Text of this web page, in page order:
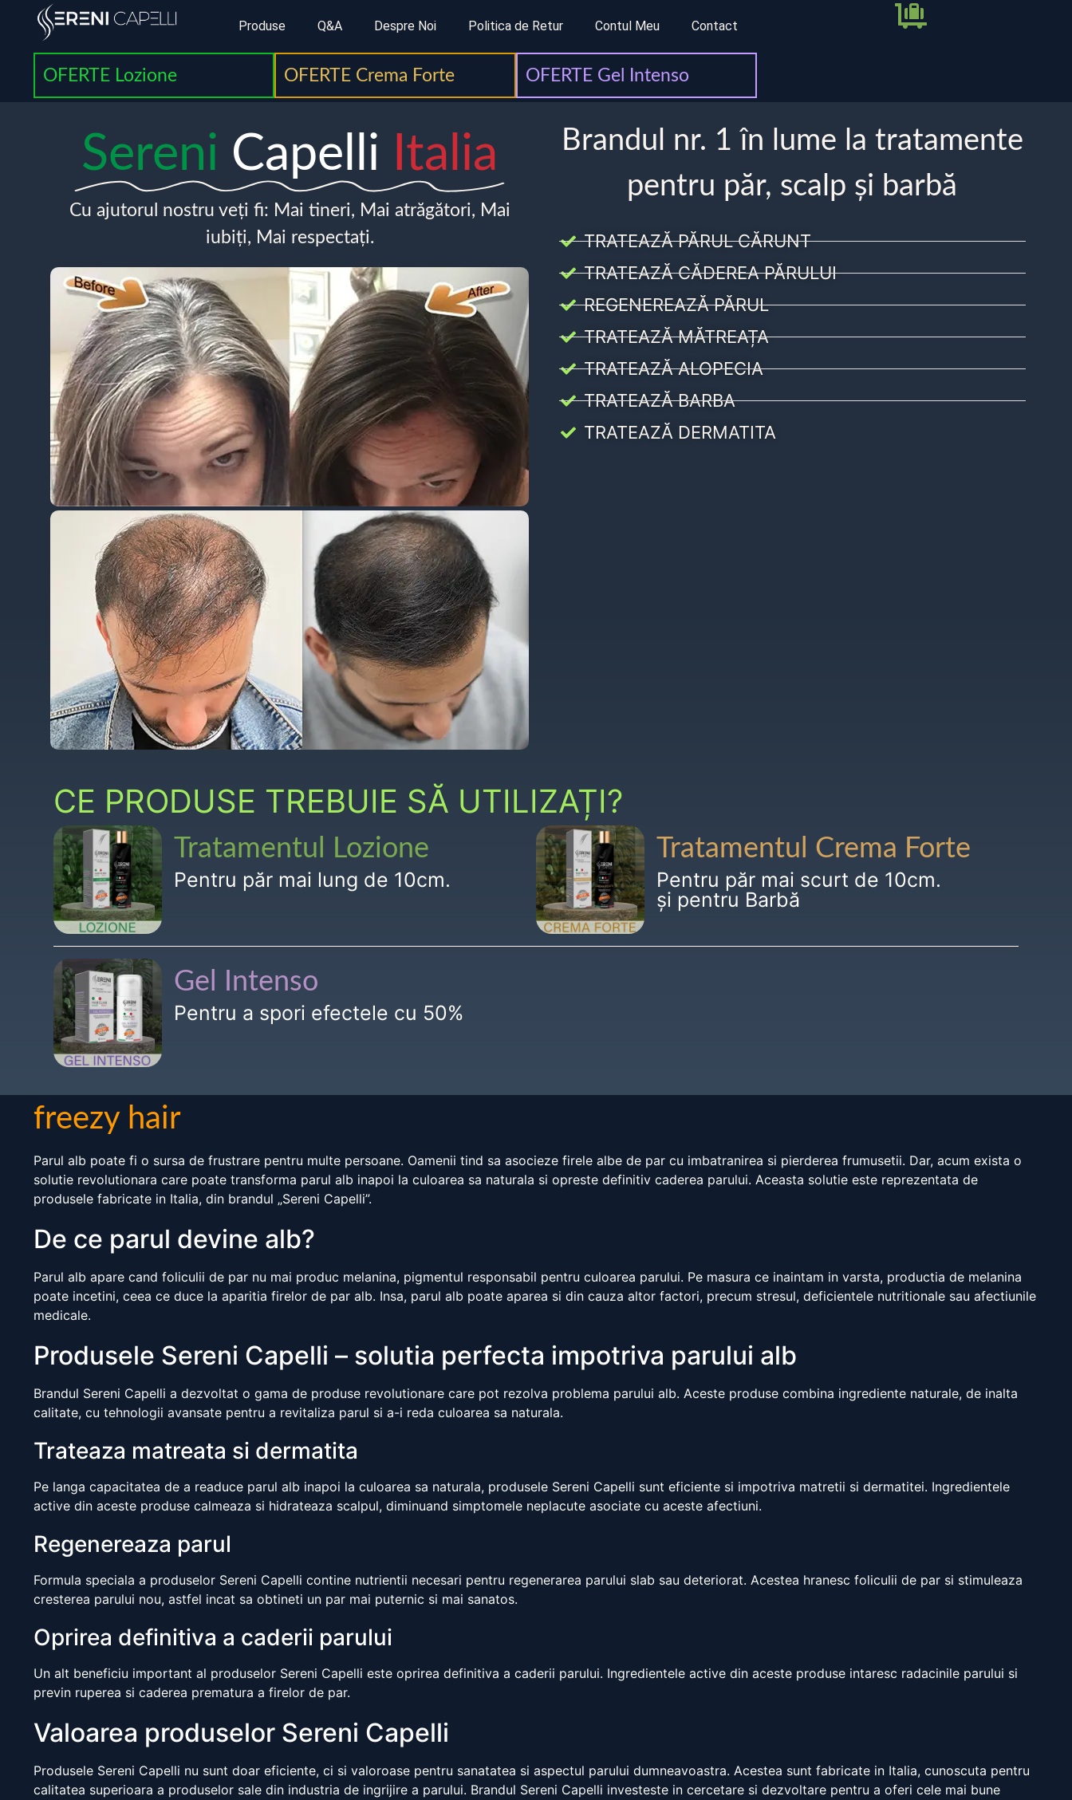
Produse Q&A Despre Noi Politica de Retur Contul Meu Contact
OFERTE Lozione OFERTE Crema Forte OFERTE Gel Intenso
Sereni Capelli Italia
Cu ajutorul nostru veți fi: Mai tineri, Mai atrăgători, Mai
iubiți, Mai respectați.
Brandul nr. 1 în lume la tratamente
pentru păr, scalp și barbă
TRATEAZĂ PĂRUL CĂRUNT
TRATEAZĂ CĂDEREA PĂRULUI
REGENEREAZĂ PĂRUL
TRATEAZĂ MĂTREAȚA
TRATEAZĂ ALOPECIA
TRATEAZĂ BARBA
TRATEAZĂ DERMATITA
CE PRODUSE TREBUIE SĂ UTILIZAȚI?
Tratamentul Lozione
Pentru păr mai lung de 10cm.
Tratamentul Crema Forte
Pentru păr mai scurt de 10cm.
și pentru Barbă
Gel Intenso
Pentru a spori efectele cu 50%
freezy hair
Parul alb poate fi o sursa de frustrare pentru multe persoane. Oamenii tind sa asocieze firele albe de par cu imbatranirea si pierderea frumusetii. Dar, acum exista o
solutie revolutionara care poate transforma parul alb inapoi la culoarea sa naturala si opreste definitiv caderea parului. Aceasta solutie este reprezentata de
produsele fabricate in Italia, din brandul „Sereni Capelli”.
De ce parul devine alb?
Parul alb apare cand foliculii de par nu mai produc melanina, pigmentul responsabil pentru culoarea parului. Pe masura ce inaintam in varsta, productia de melanina
poate incetini, ceea ce duce la aparitia firelor de par alb. Insa, parul alb poate aparea si din cauza altor factori, precum stresul, deficientele nutritionale sau afectiunile
medicale.
Produsele Sereni Capelli – solutia perfecta impotriva parului alb
Brandul Sereni Capelli a dezvoltat o gama de produse revolutionare care pot rezolva problema parului alb. Aceste produse combina ingrediente naturale, de inalta
calitate, cu tehnologii avansate pentru a revitaliza parul si a-i reda culoarea sa naturala.
Trateaza matreata si dermatita
Pe langa capacitatea de a readuce parul alb inapoi la culoarea sa naturala, produsele Sereni Capelli sunt eficiente si impotriva matretii si dermatitei. Ingredientele
active din aceste produse calmeaza si hidrateaza scalpul, diminuand simptomele neplacute asociate cu aceste afectiuni.
Regenereaza parul
Formula speciala a produselor Sereni Capelli contine nutrientii necesari pentru regenerarea parului slab sau deteriorat. Acestea hranesc foliculii de par si stimuleaza
cresterea parului nou, astfel incat sa obtineti un par mai puternic si mai sanatos.
Oprirea definitiva a caderii parului
Un alt beneficiu important al produselor Sereni Capelli este oprirea definitiva a caderii parului. Ingredientele active din aceste produse intaresc radacinile parului si
previn ruperea si caderea prematura a firelor de par.
Valoarea produselor Sereni Capelli
Produsele Sereni Capelli nu sunt doar eficiente, ci si valoroase pentru sanatatea si aspectul parului dumneavoastra. Acestea sunt fabricate in Italia, cunoscuta pentru
calitatea superioara a produselor sale din industria de ingrijire a parului. Brandul Sereni Capelli investeste in cercetare si dezvoltare pentru a oferi cele mai bune